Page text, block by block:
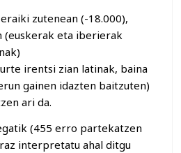
zutenean (-18.000),
(euskerak eta iberierak
irentsi zian latinak, baina
gainen idazten baitzuten)
ari da.
(455 erro partekatzen
interpretatu ahal ditgu